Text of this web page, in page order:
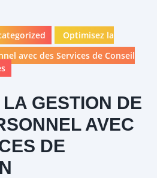
Optimisez la
avec des Services de Conseil
GESTION DE
AVEC
DE